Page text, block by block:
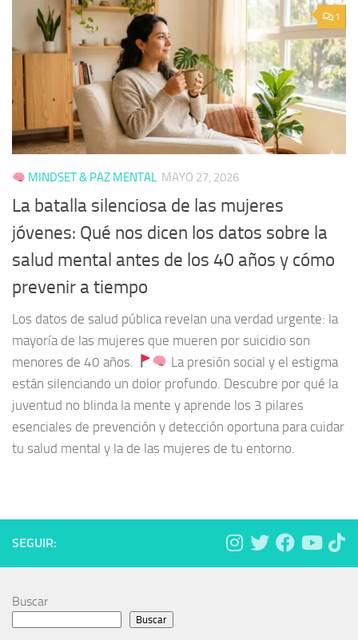
1
MINDSET & PAZ MENTAL MAYO 27, 2026
La batalla silenciosa de las mujeres
jóvenes: Qué nos dicen los datos sobre la
salud mental antes de los 40 años y cómo
prevenir a tiempo
Los datos de salud pública revelan una verdad urgente: la
mayoría de las mujeres que mueren por suicidio son
menores de 40 años.
La presión social y el estigma
están silenciando un dolor profundo. Descubre por qué la
juventud no blinda la mente y aprende los 3 pilares
esenciales de prevención y detección oportuna para cuidar
tu salud mental y la de las mujeres de tu entorno.
SEGUIR:
Buscar
Buscar